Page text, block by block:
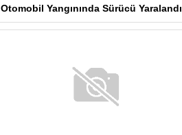
Otomobil Yangınında Sürücü Yaralandı